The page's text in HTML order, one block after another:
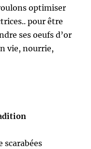
optimiser
pour être
ses oeufs d’or
vie, nourrie,
scarabées